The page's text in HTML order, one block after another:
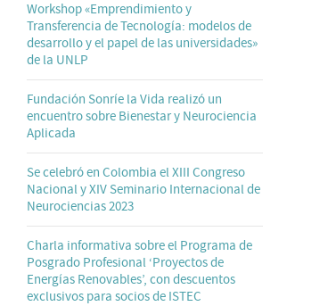
Workshop «Emprendimiento y
Transferencia de Tecnología: modelos de
desarrollo y el papel de las universidades»
de la UNLP
Fundación Sonríe la Vida realizó un
encuentro sobre Bienestar y Neurociencia
Aplicada
Se celebró en Colombia el XIII Congreso
Nacional y XIV Seminario Internacional de
Neurociencias 2023
Charla informativa sobre el Programa de
Posgrado Profesional ‘Proyectos de
Energías Renovables’, con descuentos
exclusivos para socios de ISTEC